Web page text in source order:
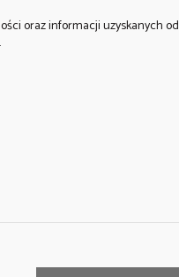
oraz informacji uzyskanych od